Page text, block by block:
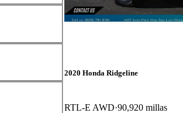
2020 Honda Ridgeline
RTL-E AWD 90,920 millas